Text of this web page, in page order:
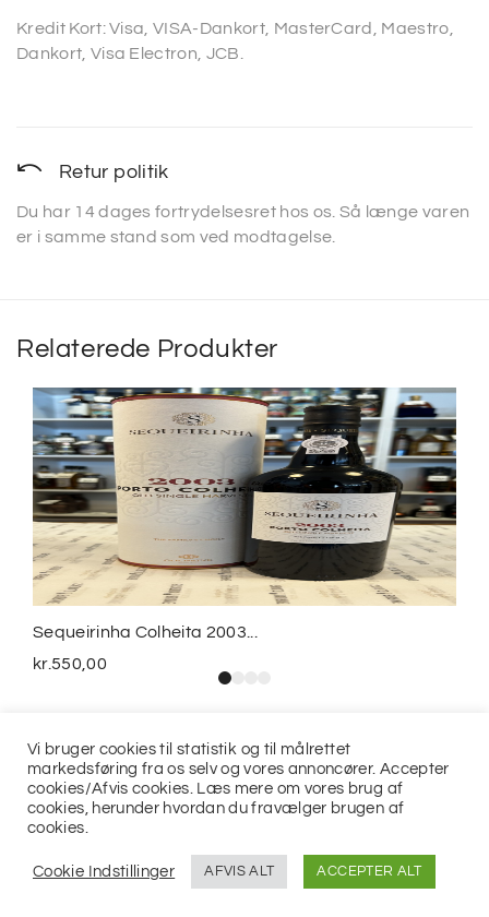
Kredit Kort: Visa, VISA-Dankort, MasterCard, Maestro,
Dankort, Visa Electron, JCB.
Retur politik
Du har 14 dages fortrydelsesret hos os. Så længe varen
er i samme stand som ved modtagelse.
Relaterede Produkter
Sequeirinha Colheita 2003...
kr.550,00
Vi bruger cookies til statistik og til målrettet
markedsføring fra os selv og vores annoncører. Accepter
cookies/Afvis cookies. Læs mere om vores brug af
cookies, herunder hvordan du fravælger brugen af
cookies.
Cookie Indstillinger AFVIS ALT ACCEPTER ALT